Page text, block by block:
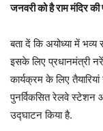
जनवरी को है राम मंदिर की
बता दें कि अयोध्या में भव्य
इसके लिए प्रधानमंत्री
कार्यक्रम के लिए
पुनर्विकसित रेलवे स्टेशन
उद्घाटन किया है.